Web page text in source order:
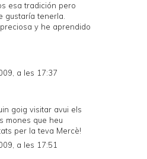
esa tradición pero
gustaría tenerla.
y he aprendido
a les 17:37
goig visitar avui els
mones que heu
per la teva Mercè!
a les 17:51